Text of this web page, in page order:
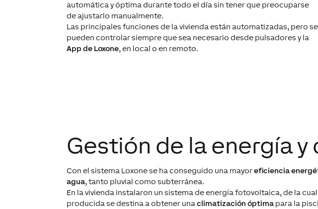
automática y óptima durante todo el día sin tener que preocuparse
de ajustarlo manualmente.
Las principales funciones de la vivienda están automatizadas, pero se
pueden controlar siempre que sea necesario desde pulsadores y la
App de Loxone, en local o en remoto.
Gestión de la energía
Con el sistema Loxone se ha conseguido una mayoreficiencia
agua, tanto pluvial como subterránea.
En la vivienda instalaron un sistema de energía fotovoltaica, de la
producida se destina a obtener unaclimatización óptima para la